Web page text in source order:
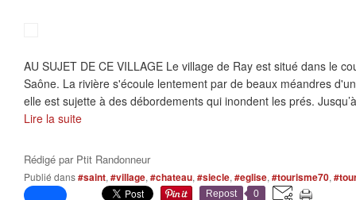
AU SUJET DE CE VILLAGE Le village de Ray est situé dans le
Saône. La rivière s'écoule lentement par de beaux méandres
elle est sujette à des débordements qui inondent les prés.
Lire la suite
Rédigé par Ptit Randonneur
Publié dans#saint, #village, #chateau, #siecle, #eglise, #tourisme70,
Repost 0